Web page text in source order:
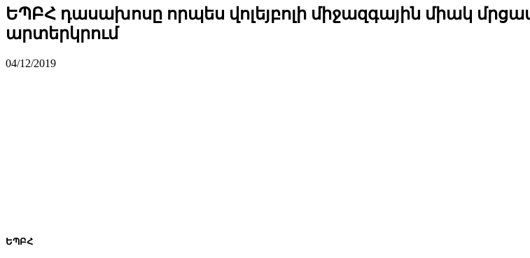
ԵՊԲՀ դասախոսը որպես վոլեյբոլի միջազգային միակ
արտերկրում
04/12/2019
ԵՊԲՀ